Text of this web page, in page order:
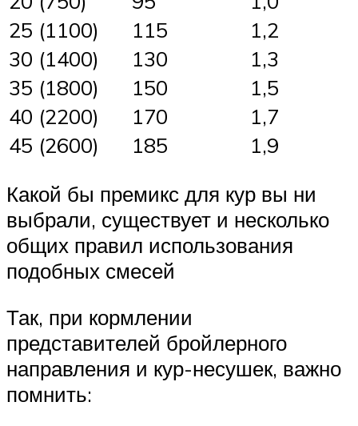
25 (1100)
115
1,2
30 (1400)
130
1,3
35 (1800)
150
1,5
40 (2200)
170
1,7
45 (2600)
185
1,9
Какой бы премикс для кур вы ни
выбрали, существует и несколько
общих правил использования
подобных смесей
Так, при кормлении
представителей бройлерного
направления и кур-несушек, важно
помнить: